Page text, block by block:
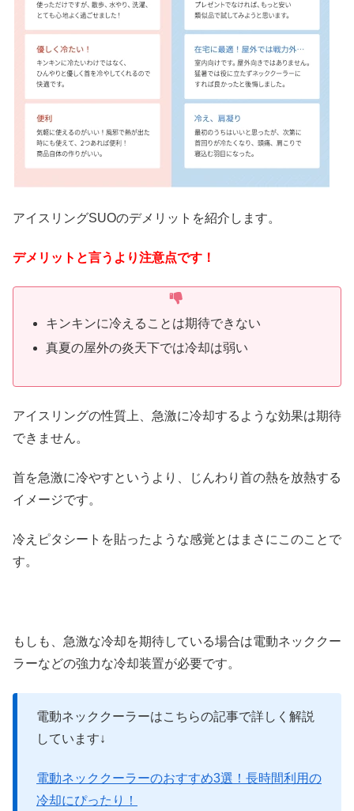
アイスリングSUOのデメリットを紹介します。
デメリットと言うより注意点です！
キンキンに冷えることは期待できない
真夏の屋外の炎天下では冷却は弱い
アイスリングの性質上、急激に冷却するような効果は期待
できません。
首を急激に冷やすというより、じんわり首の熱を放熱する
イメージです。
冷えピタシートを貼ったような感覚とはまさにこのことで
す。
もしも、急激な冷却を期待している場合は電動ネッククー
ラーなどの強力な冷却装置が必要です。
電動ネッククーラーはこちらの記事で詳しく解説
しています↓
電動ネッククーラーのおすすめ3選！長時間利用の
冷却にぴったり！